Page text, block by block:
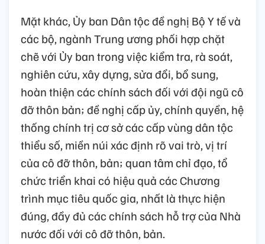
Mặt khác, Ủy ban Dân tộc đề nghị Bộ Y tế và
các bộ, ngành Trung ương phối hợp chặt
chẽ với Ủy ban trong việc kiểm tra, rà soát,
nghiên cứu, xây dựng, sửa đổi, bổ sung,
hoàn thiện các chính sách đối với đội ngũ cô
đỡ thôn bản; đề nghị cấp ủy, chính quyền, hệ
thống chính trị cơ sở các cấp vùng dân tộc
thiểu số, miền núi xác định rõ vai trò, vị trí
của cô đỡ thôn, bản; quan tâm chỉ đạo, tổ
chức triển khai có hiệu quả các Chương
trình mục tiêu quốc gia, nhất là thực hiện
đúng, đầy đủ các chính sách hỗ trợ của Nhà
nước đối với cô đỡ thôn, bản.